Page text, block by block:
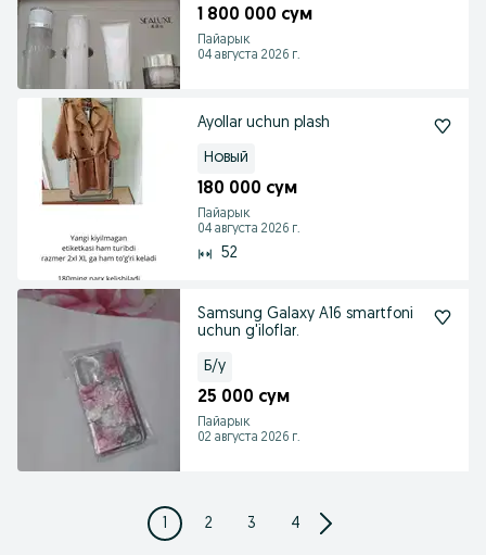
1 800 000 сум
Пайарык
04 августа 2026 г.
Ayollar uchun plash
Новый
180 000 сум
Пайарык
04 августа 2026 г.
52
Samsung Galaxy A16 smartfoni
uchun g'iloflar.
Б/у
25 000 сум
Пайарык
02 августа 2026 г.
1 2 3 4